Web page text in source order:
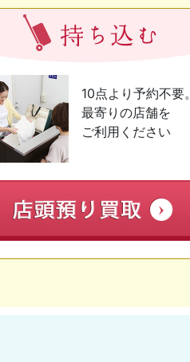
10点より予約不要。
最寄りの店舗を
ご利用ください